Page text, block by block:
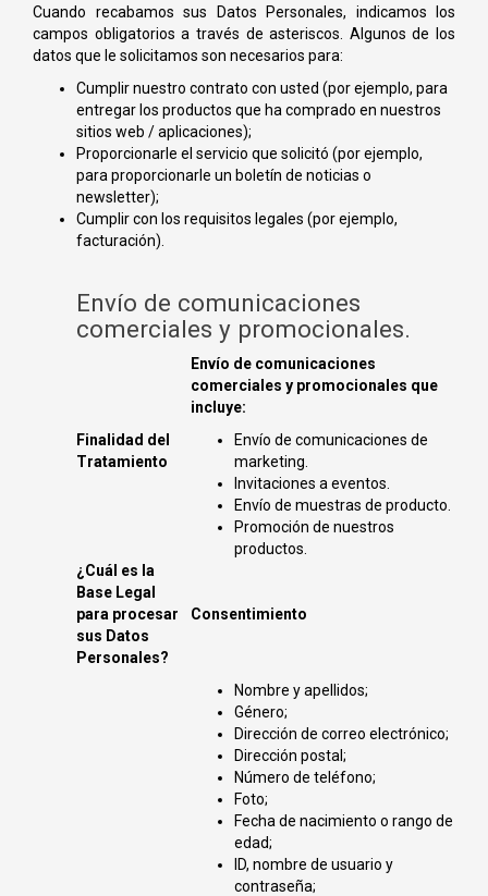
Cuando recabamos sus Datos Personales, indicamos los
campos obligatorios a través de asteriscos. Algunos de los
datos que le solicitamos son necesarios para:
Cumplir nuestro contrato con usted (por ejemplo, para
entregar los productos que ha comprado en nuestros
sitios web / aplicaciones);
Proporcionarle el servicio que solicitó (por ejemplo,
para proporcionarle un boletín de noticias o
newsletter);
Cumplir con los requisitos legales (por ejemplo,
facturación).
Envío de comunicaciones
comerciales y promocionales.
Finalidad del
Tratamiento
Envío de comunicaciones
comerciales y promocionales que
incluye:
Envío de comunicaciones de
marketing.
Invitaciones a eventos.
Envío de muestras de producto.
Promoción de nuestros
productos.
¿Cuál es la
Base Legal
para procesar
sus Datos
Personales?
Consentimiento
Nombre y apellidos;
Género;
Dirección de correo electrónico;
Dirección postal;
Número de teléfono;
Foto;
Fecha de nacimiento o rango de
edad;
ID, nombre de usuario y
contraseña;